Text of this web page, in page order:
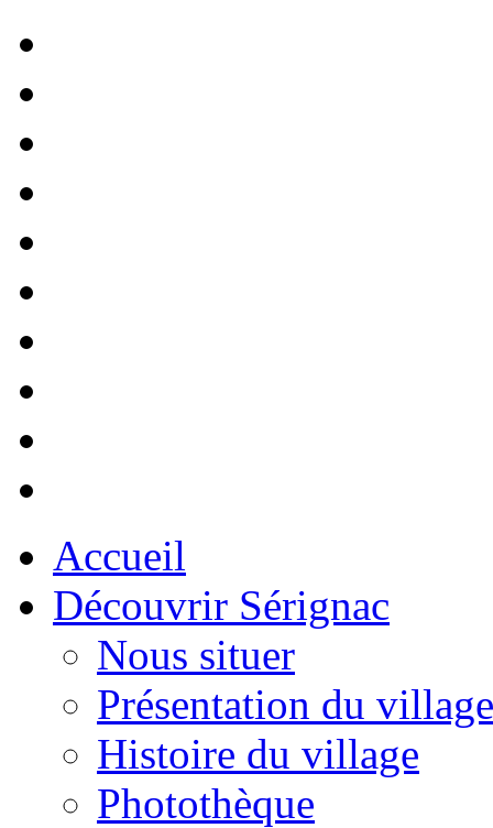
Accueil
Découvrir Sérignac
Nous situer
Présentation du village
Histoire du village
Photothèque